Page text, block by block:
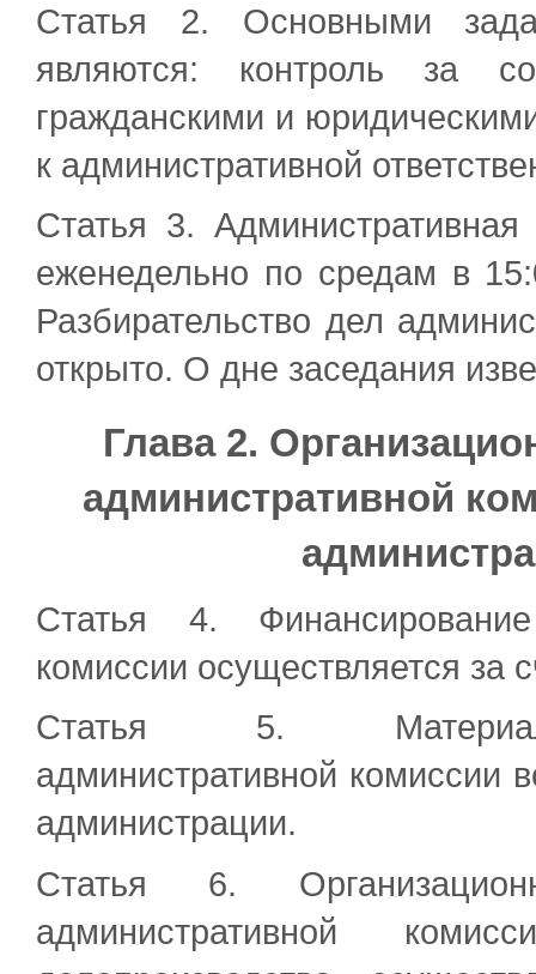
Статья 2. Основными
являются: контроль за
гражданскими и
к административной
Статья 3.
еженедельно по средам в
Разбирательство дел
открыто. О дне заседания
Глава 2.
административной
Статья 4.
комиссии осуществляется за
Статья 5.
административной комиссии
администрации.
Статья 6.
административной